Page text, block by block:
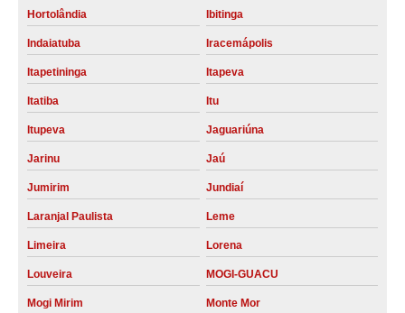
Hortolândia Ibitinga
Indaiatuba Iracemápolis
Itapetininga Itapeva
Itatiba Itu
Itupeva Jaguariúna
Jarinu Jaú
Jumirim Jundiaí
Laranjal Paulista Leme
Limeira Lorena
Louveira MOGI-GUACU
Mogi Mirim Monte Mor